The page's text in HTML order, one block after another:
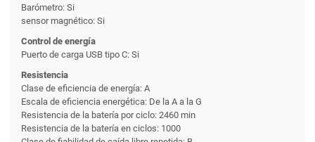
Barómetro: Si
sensor magnético: Si
Control de energía
Puerto de carga USB tipo C: Si
Resistencia
Clase de eficiencia de energía: A
Escala de eficiencia energética: De la A a la G
Resistencia de la batería por ciclo: 2460 min
Resistencia de la batería en ciclos: 1000